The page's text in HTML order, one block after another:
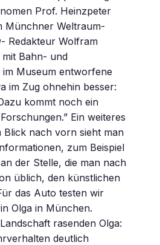
Prof. Heinzpeter
Münchner Weltraum-
Redakteur Wolfram
Bahn- und
Museum entworfene
im Zug ohnehin besser:
kommt noch ein
Ein weiteres
Blick nach vorn sieht man
zum Beispiel
der Stelle, die man nach
üblich, den künstlichen
das Auto testen wir
Olga in München.
rasenden Olga:
deutlich